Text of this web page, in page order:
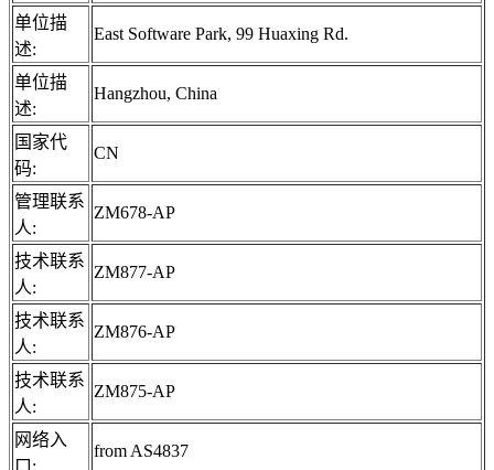
单位描
述:
East Software Park, 99 Huaxing Rd.
单位描
述:
Hangzhou, China
国家代
码:
CN
管理联系
人:
ZM678-AP
技术联系
人:
ZM877-AP
技术联系
人:
ZM876-AP
技术联系
人:
ZM875-AP
网络入
口:
from AS4837